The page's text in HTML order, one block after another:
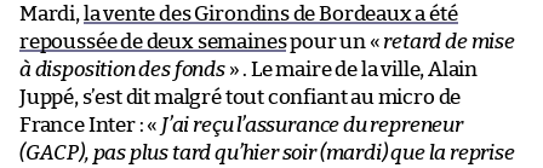
Mardi, la vente des Girondins de Bordeaux a été
repoussée de deux semainespour un « retard de mise
à disposition des fonds» . Le maire de la ville, Alain
Juppé, s’est dit malgré tout confiant au micro de
France Inter : « J’ai reçu l’assurance du repreneur
(GACP), pas plus tard qu’hier soir (mardi) que la reprise